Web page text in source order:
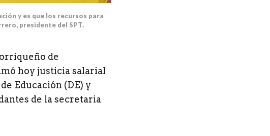
y es que los recursos para
presidente del SPT.
de
hoy justicia salarial
Educación (DE) y
de la secretaria